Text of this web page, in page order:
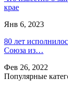
крае
Янв 6, 2023
80 лет
Союза из…
Фев 26, 2022
Популярные